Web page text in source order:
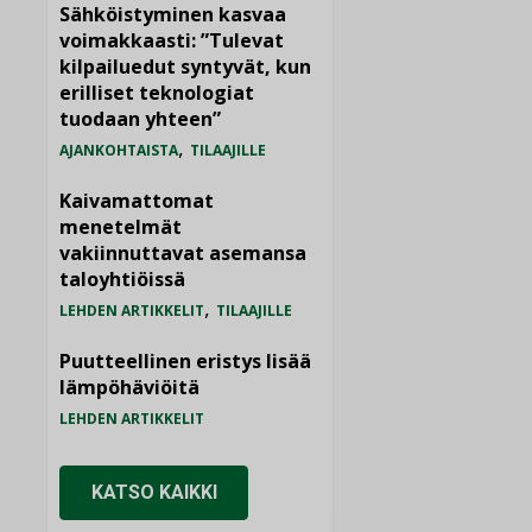
Sähköistyminen kasvaa
voimakkaasti: ”Tulevat
kilpailuedut syntyvät, kun
erilliset teknologiat
tuodaan yhteen”
AJANKOHTAISTA, TILAAJILLE
Kaivamattomat
menetelmät
vakiinnuttavat asemansa
taloyhtiöissä
LEHDEN ARTIKKELIT, TILAAJILLE
Puutteellinen eristys lisää
lämpöhäviöitä
LEHDEN ARTIKKELIT
KATSO KAIKKI